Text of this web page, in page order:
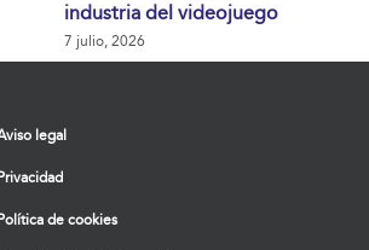
industria del videojuego
7 julio, 2026
legal
Privacidad
Política de cookies